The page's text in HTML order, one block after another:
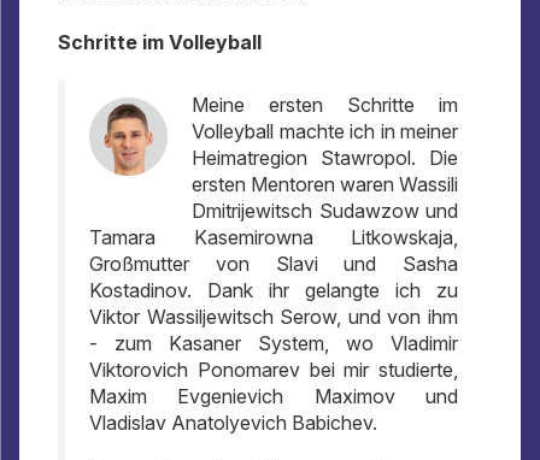
Schritte im Volleyball
Meine ersten Schritte im
Volleyball machte ich in meiner
Heimatregion Stawropol. Die
ersten Mentoren waren Wassili
Dmitrijewitsch Sudawzow und
Tamara Kasemirowna Litkowskaja,
Großmutter von Slavi und Sasha
Kostadinov. Dank ihr gelangte ich zu
Viktor Wassiljewitsch Serow, und von ihm
- zum Kasaner System, wo Vladimir
Viktorovich Ponomarev bei mir studierte,
Maxim Evgenievich Maximov und
Vladislav Anatolyevich Babichev.